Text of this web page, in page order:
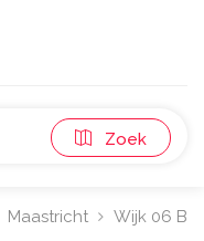
Zoek
Maastricht Wijk 06